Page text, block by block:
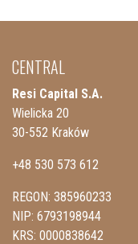
CENTRAL
Resi Capital S.A.
Wielicka 20
30-552 Kraków
+48 530 573 612
REGON: 385960233
NIP: 6793198944
KRS: 0000838642